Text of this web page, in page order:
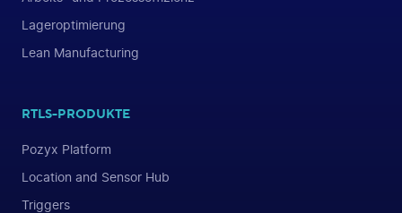
Lageroptimierung
Lean Manufacturing
RTLS-PRODUKTE
Pozyx Platform
Location and Sensor Hub
Triggers